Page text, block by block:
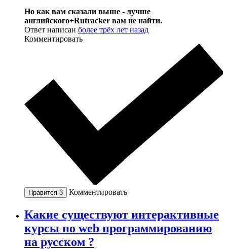
Но как вам сказали выше - лучше
английского+Rutracker вам не найти.
Ответ написан более трёх лет назад
Комментировать
Нравится 3 Комментировать
Какие существуют интерактивные
курсы по web программированию
на русском ?